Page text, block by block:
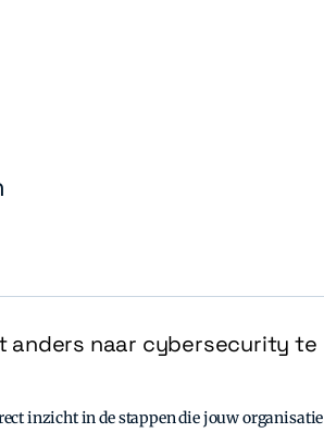
anders naar cybersecurity te
inzicht in de stappen die jouw organisatie